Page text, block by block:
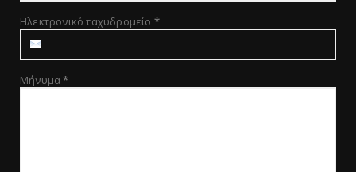
Ηλεκτρονικό ταχυδρομείο *
Μήνυμα*